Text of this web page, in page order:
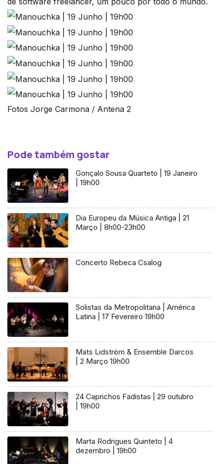
Fotos Jorge Carmona / Antena 2
Pode também gostar
Gonçalo Sousa Quarteto | 19 Janeiro
| 19h00
Dia Europeu da Música Antiga | 21
Março | 8h00-23h00
Concerto Rebeca Csalog
Solistas da Metropolitana | América
Latina | 17 Fevereiro 19h00
Mats Lidström & Ensemble Darcos
| 2 Março 19h00
24 Caprichos Fadistas | 29 outubro
| 19h00
Marta Rodrigues Quinteto | 4
dezembro | 19h00